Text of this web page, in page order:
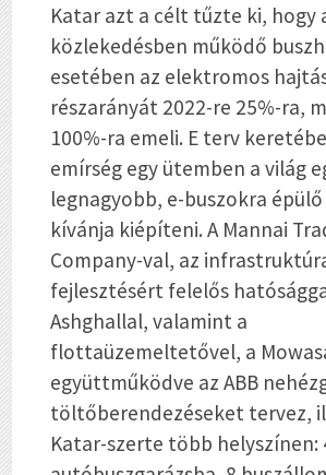
Katar azt a célt tűzte ki, hogy
közlekedésben működő
esetében az elektromos
részarányát 2022-re 25%-ra,
100%-ra emeli. E terv
emírség egy ütemben a világ
legnagyobb, e-buszokra
kívánja kiépíteni. A Mannai
Company-val, az
fejlesztésért felelős
Ashghallal, valamint a
flottaüzemeltetővel, a
együttműködve az ABB
töltőberendezéseket tervez,
Katar-szerte több helyszínen: